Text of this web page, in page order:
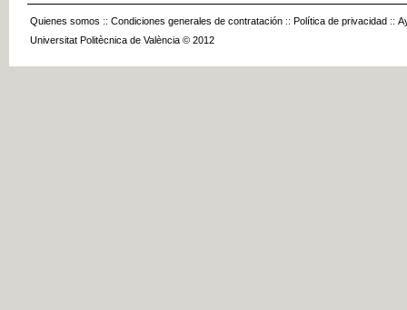
Quienes somos :: Condiciones generales de contratación :: Política de privacidad ::
Universitat Politècnica de València © 2012